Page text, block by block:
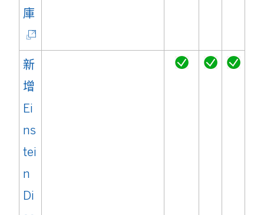
庫(
連
窗
新
增
Ei
ns
tei
n
Di